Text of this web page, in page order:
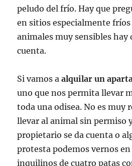
peludo del frío. Hay que
en sitios especialmente fríos
animales muy sensibles hay
cuenta.
Si vamos aalquilar un
uno que nos permita llevar
toda una odisea. No es muy
llevar al animal sin permiso
propietario se da cuenta o
protesta podemos vernos
inquilinos de cuatro patas